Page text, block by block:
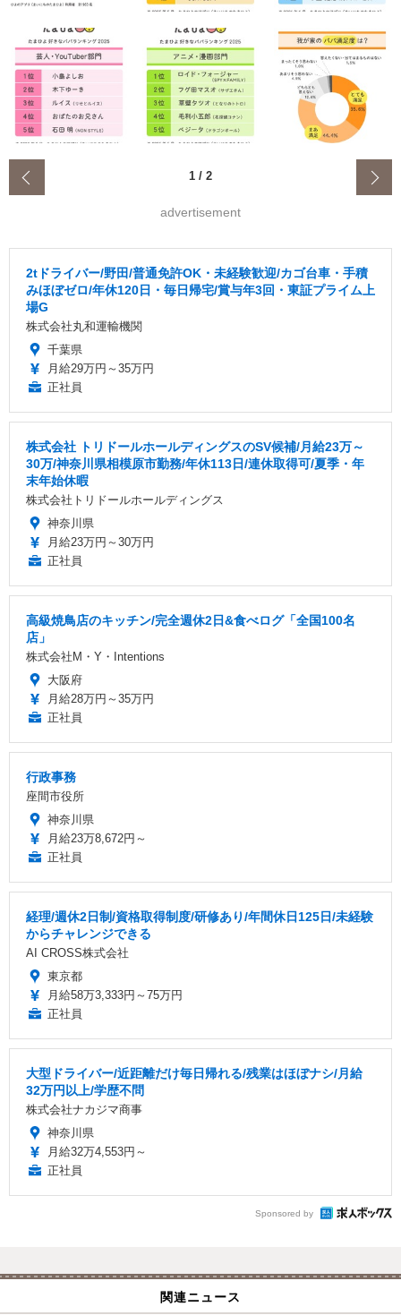
1 / 2
advertisement
2tドライバー/野田/普通免許OK・未経験歓迎/カゴ台車・手積
みほぼゼロ/年休120日・毎日帰宅/賞与年3回・東証プライム上
場G
株式会社丸和運輸機関
千葉県
月給29万円～35万円
正社員
株式会社 トリドールホールディングスのSV候補/月給23万～
30万/神奈川県相模原市勤務/年休113日/連休取得可/夏季・年
末年始休暇
株式会社トリドールホールディングス
神奈川県
月給23万円～30万円
正社員
高級焼鳥店のキッチン/完全週休2日&食べログ「全国100名
店」
株式会社M・Y・Intentions
大阪府
月給28万円～35万円
正社員
行政事務
座間市役所
神奈川県
月給23万8,672円～
正社員
経理/週休2日制/資格取得制度/研修あり/年間休日125日/未経験
からチャレンジできる
AI CROSS株式会社
東京都
月給58万3,333円～75万円
正社員
大型ドライバー/近距離だけ毎日帰れる/残業はほぼナシ/月給
32万円以上/学歴不問
株式会社ナカジマ商事
神奈川県
月給32万4,553円～
正社員
Sponsored by
関連ニュース